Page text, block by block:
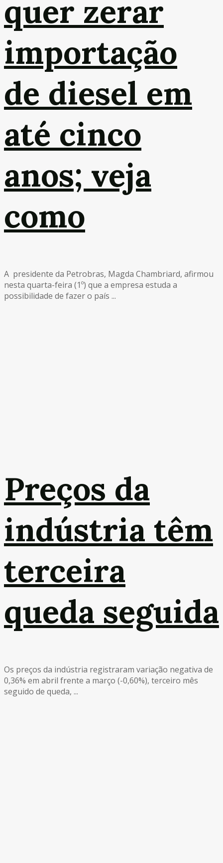
quer zerar
importação
de diesel em
até cinco
anos; veja
como
A presidente da Petrobras, Magda Chambriard, afirmou
nesta quarta-feira (1º) que a empresa estuda a
possibilidade de fazer o país ...
Preços da
indústria têm
terceira
queda seguida
Os preços da indústria registraram variação negativa de
0,36% em abril frente a março (-0,60%), terceiro mês
seguido de queda, ...